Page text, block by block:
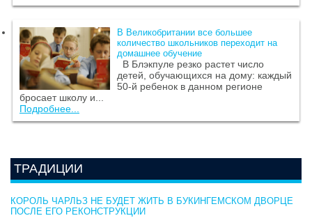
В Великобритании все большее
количество школьников переходит на
домашнее обучение
В Блэкпуле резко растет число
детей, обучающихся на дому: каждый
50-й ребенок в данном регионе
бросает школу и...
Подробнее...
ТРАДИЦИИ
КОРОЛЬ ЧАРЛЬЗ НЕ БУДЕТ ЖИТЬ В БУКИНГЕМСКОМ ДВОРЦЕ
ПОСЛЕ ЕГО РЕКОНСТРУКЦИИ